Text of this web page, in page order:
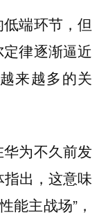
端环节，但
律逐渐逼近
来越多的关
为不久前发
指出，这意味
能主战场”，